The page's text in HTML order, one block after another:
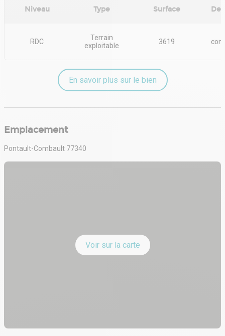
Niveau Type Surface
RDC
Terrain
exploitable
3619
En savoir plus sur le bien
Emplacement
Pontault-Combault 77340
Voir sur la carte